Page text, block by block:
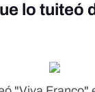
lo tuiteó